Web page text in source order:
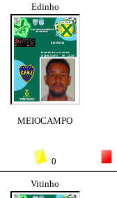
Edinho
MEIOCAMPO
0
Vitinho